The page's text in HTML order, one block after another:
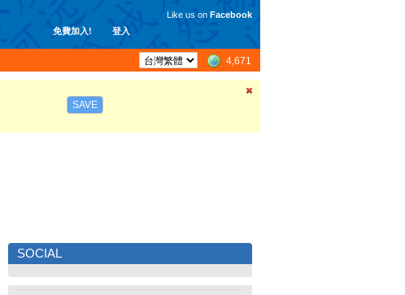
免費加入! 登入
Like us on Facebook
4,671
SAVE
SOCIAL